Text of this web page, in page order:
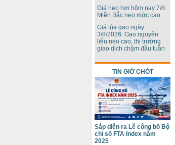
Giá heo hơi hôm nay 7/8:
Miền Bắc neo mức cao
Giá lúa gạo ngày
3/8/2026: Gạo nguyên
liệu neo cao, thị trường
giao dịch chậm đầu tuần
TIN GIỜ CHÓT
Sắp diễn ra Lễ công bố Bộ
chỉ số FTA Index năm
2025